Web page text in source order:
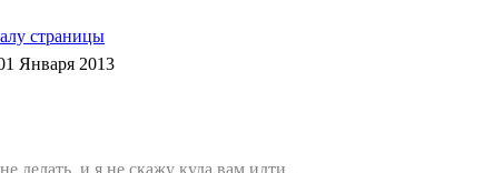
Января 2013
делать, и я не скажу куда вам идти...